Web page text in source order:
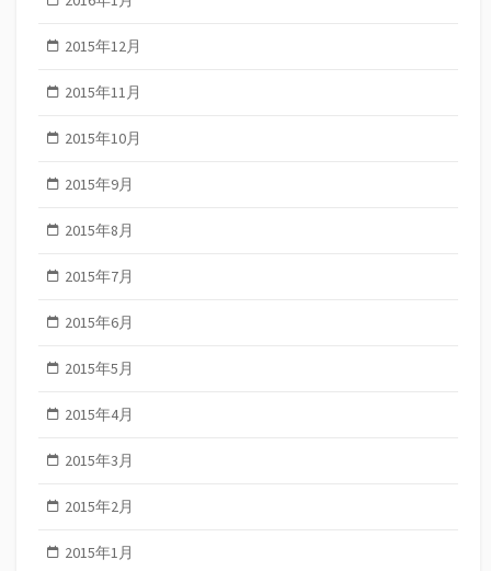
2015年12月
2015年11月
2015年10月
2015年9月
2015年8月
2015年7月
2015年6月
2015年5月
2015年4月
2015年3月
2015年2月
2015年1月